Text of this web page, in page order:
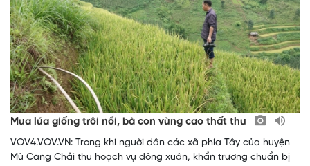
Mua lúa giống trôi nổi, bà con vùng cao thất thu
VOV4.VOV.VN: Trong khi người dân các xã phía Tây của huyện
Mù Cang Chải thu hoạch vụ đông xuân, khẩn trương chuẩn bị